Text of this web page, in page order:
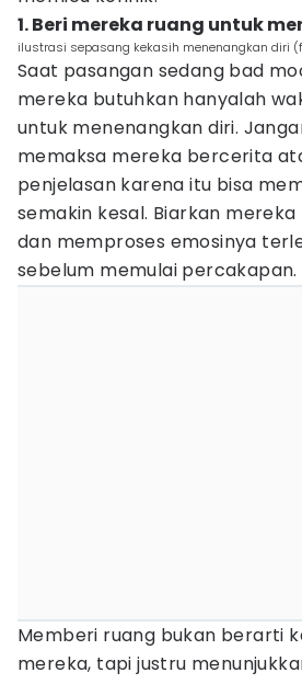
1. Beri mereka ruang untuk
ilustrasi sepasang kekasih menenangkan diri
Saat pasangan sedang bad
mereka butuhkan hanyalah
untuk menenangkan diri.
memaksa mereka bercerita
penjelasan karena itu bisa
semakin kesal. Biarkan
dan memproses emosinya
sebelum memulai percakapan.
Memberi ruang bukan berarti
mereka, tapi justru